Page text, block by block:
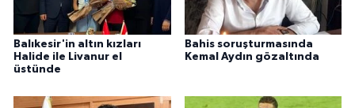
Balıkesir'in altın kızları
Halide ile Livanur el
üstünde
Bahis soruşturmasında
Kemal Aydın gözaltında